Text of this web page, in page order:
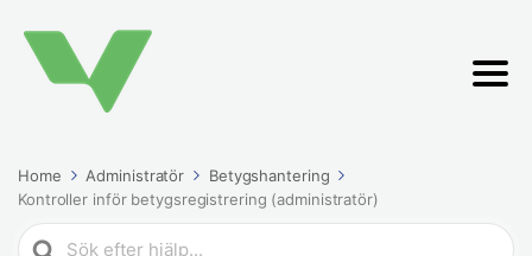
Home Administratör
Betygshantering
Kontroller inför betygsregistrering (administratör)
Search